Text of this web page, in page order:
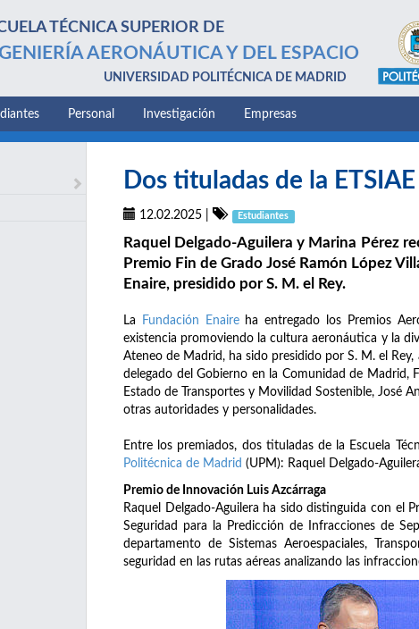
TÉCNICA SUPERIOR DE
AERONÁUTICA Y DEL ESPACIO
UNIVERSIDAD POLITÉCNICA DE MADRID
Personal Investigación Empresas
Dos tituladas de la
12.02.2025 Estudiantes
Raquel Delgado-Aguilera y Marina Pérez
Premio Fin de Grado José Ramón López
Enaire, presidido por S. M. el Rey.
La Fundación Enaireha entregado los Premios
existencia promoviendo la cultura aeronáutica y la
Ateneo de Madrid, ha sido presidido por S. M. el
delegado del Gobierno en la Comunidad de Madrid,
Estado de Transportes y Movilidad Sostenible, José
otras autoridades y personalidades.
Entre los premiados, dos tituladas de la Escuela
Politécnica de Madrid (UPM): Raquel Delgado-
Premio de Innovación Luis Azcárraga
Raquel Delgado-Aguilera ha sido distinguida con el
Seguridad para la Predicción de Infracciones de
departamento de Sistemas Aeroespaciales,
seguridad en las rutas aéreas analizando las